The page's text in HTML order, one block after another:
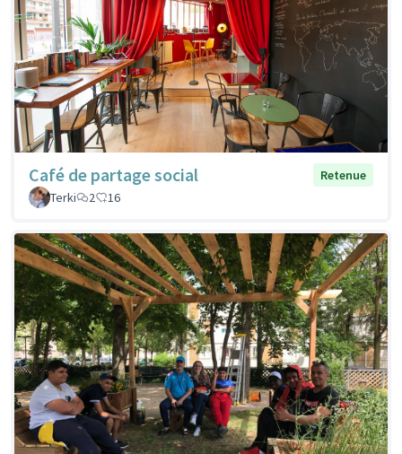
Café de partage social
Retenue
Terki
2 16